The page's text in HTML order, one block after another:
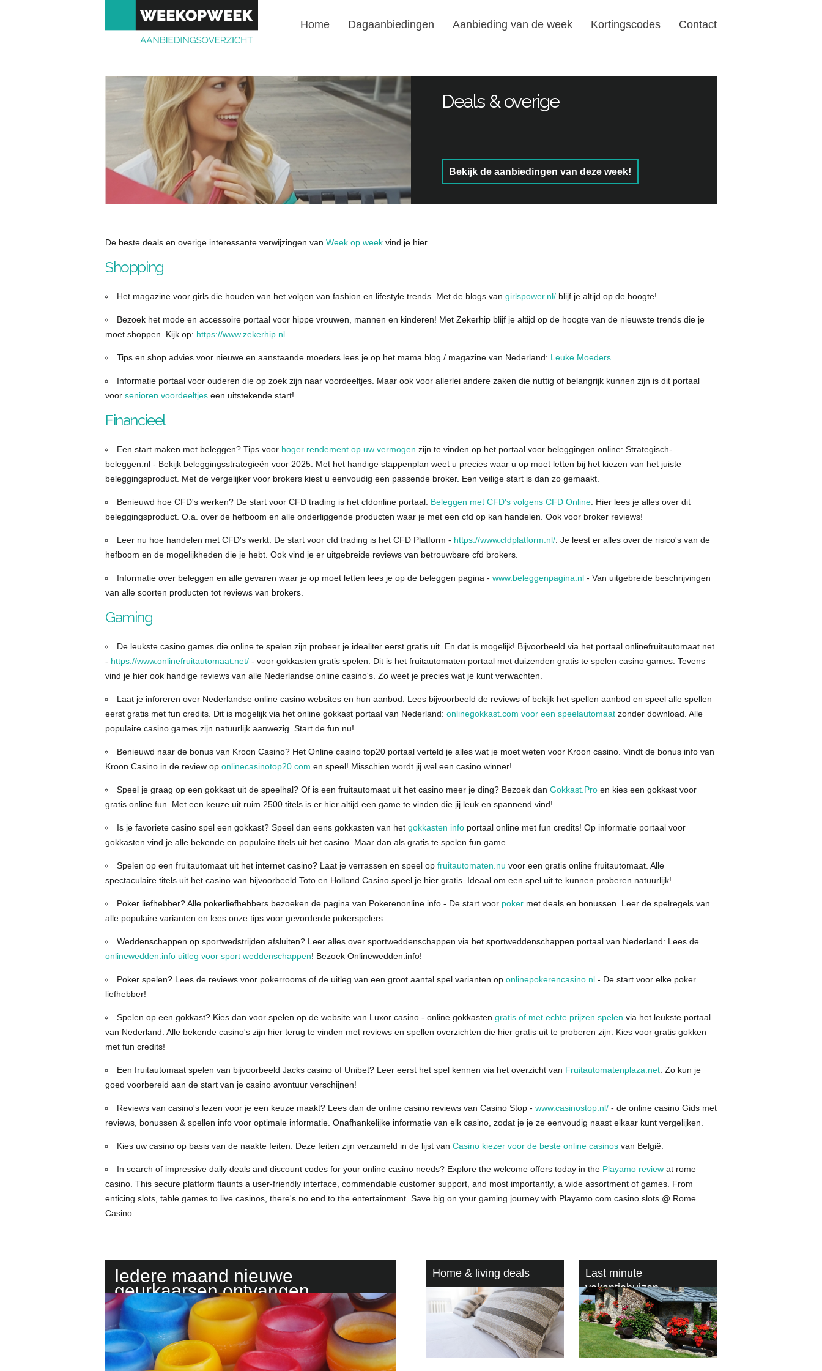
Home Dagaanbiedingen Aanbieding van de week Kortingscodes Contact
Deals & overige
Bekijk de aanbiedingen van deze week!
De beste deals en overige interessante verwijzingen van Week op week vind je hier.
Shopping
Het magazine voor girls die houden van het volgen van fashion en lifestyle trends. Met de blogs van girlspower.nl/ blijf je altijd op de hoogte!
Bezoek het mode en accessoire portaal voor hippe vrouwen, mannen en kinderen! Met Zekerhip blijf je altijd op de hoogte van de nieuwste trends die je
moet shoppen. Kijk op: https://www.zekerhip.nl
Tips en shop advies voor nieuwe en aanstaande moeders lees je op het mama blog / magazine van Nederland: Leuke Moeders
Informatie portaal voor ouderen die op zoek zijn naar voordeeltjes. Maar ook voor allerlei andere zaken die nuttig of belangrijk kunnen zijn is dit portaal
voor senioren voordeeltjes een uitstekende start!
Financieel
Een start maken met beleggen? Tips voor hoger rendement op uw vermogen zijn te vinden op het portaal voor beleggingen online: Strategisch-
beleggen.nl - Bekijk beleggingsstrategieën voor 2025. Met het handige stappenplan weet u precies waar u op moet letten bij het kiezen van het juiste
beleggingsproduct. Met de vergelijker voor brokers kiest u eenvoudig een passende broker. Een veilige start is dan zo gemaakt.
Benieuwd hoe CFD's werken? De start voor CFD trading is het cfdonline portaal: Beleggen met CFD's volgens CFD Online. Hier lees je alles over dit
beleggingsproduct. O.a. over de hefboom en alle onderliggende producten waar je met een cfd op kan handelen. Ook voor broker reviews!
Leer nu hoe handelen met CFD's werkt. De start voor cfd trading is het CFD Platform - https://www.cfdplatform.nl/. Je leest er alles over de risico's van de
hefboom en de mogelijkheden die je hebt. Ook vind je er uitgebreide reviews van betrouwbare cfd brokers.
Informatie over beleggen en alle gevaren waar je op moet letten lees je op de beleggen pagina - www.beleggenpagina.nl - Van uitgebreide beschrijvingen
van alle soorten producten tot reviews van brokers.
Gaming
De leukste casino games die online te spelen zijn probeer je idealiter eerst gratis uit. En dat is mogelijk! Bijvoorbeeld via het portaal onlinefruitautomaat.net
- https://www.onlinefruitautomaat.net/ - voor gokkasten gratis spelen. Dit is het fruitautomaten portaal met duizenden gratis te spelen casino games. Tevens
vind je hier ook handige reviews van alle Nederlandse online casino's. Zo weet je precies wat je kunt verwachten.
Laat je inforeren over Nederlandse online casino websites en hun aanbod. Lees bijvoorbeeld de reviews of bekijk het spellen aanbod en speel alle spellen
eerst gratis met fun credits. Dit is mogelijk via het online gokkast portaal van Nederland: onlinegokkast.com voor een speelautomaat zonder download. Alle
populaire casino games zijn natuurlijk aanwezig. Start de fun nu!
Benieuwd naar de bonus van Kroon Casino? Het Online casino top20 portaal verteld je alles wat je moet weten voor Kroon casino. Vindt de bonus info van
Kroon Casino in de review op onlinecasinotop20.com en speel! Misschien wordt jij wel een casino winner!
Speel je graag op een gokkast uit de speelhal? Of is een fruitautomaat uit het casino meer je ding? Bezoek dan Gokkast.Pro en kies een gokkast voor
gratis online fun. Met een keuze uit ruim 2500 titels is er hier altijd een game te vinden die jij leuk en spannend vind!
Is je favoriete casino spel een gokkast? Speel dan eens gokkasten van het gokkasten info portaal online met fun credits! Op informatie portaal voor
gokkasten vind je alle bekende en populaire titels uit het casino. Maar dan als gratis te spelen fun game.
Spelen op een fruitautomaat uit het internet casino? Laat je verrassen en speel op fruitautomaten.nu voor een gratis online fruitautomaat. Alle
spectaculaire titels uit het casino van bijvoorbeeld Toto en Holland Casino speel je hier gratis. Ideaal om een spel uit te kunnen proberen natuurlijk!
Poker liefhebber? Alle pokerliefhebbers bezoeken de pagina van Pokerenonline.info - De start voor poker met deals en bonussen. Leer de spelregels van
alle populaire varianten en lees onze tips voor gevorderde pokerspelers.
Weddenschappen op sportwedstrijden afsluiten? Leer alles over sportweddenschappen via het sportweddenschappen portaal van Nederland: Lees de
onlinewedden.info uitleg voor sport weddenschappen! Bezoek Onlinewedden.info!
Poker spelen? Lees de reviews voor pokerrooms of de uitleg van een groot aantal spel varianten op onlinepokerencasino.nl - De start voor elke poker
liefhebber!
Spelen op een gokkast? Kies dan voor spelen op de website van Luxor casino - online gokkasten gratis of met echte prijzen spelen via het leukste portaal
van Nederland. Alle bekende casino's zijn hier terug te vinden met reviews en spellen overzichten die hier gratis uit te proberen zijn. Kies voor gratis gokken
met fun credits!
Een fruitautomaat spelen van bijvoorbeeld Jacks casino of Unibet? Leer eerst het spel kennen via het overzicht van Fruitautomatenplaza.net. Zo kun je
goed voorbereid aan de start van je casino avontuur verschijnen!
Reviews van casino's lezen voor je een keuze maakt? Lees dan de online casino reviews van Casino Stop - www.casinostop.nl/ - de online casino Gids met
reviews, bonussen & spellen info voor optimale informatie. Onafhankelijke informatie van elk casino, zodat je je ze eenvoudig naast elkaar kunt vergelijken.
Kies uw casino op basis van de naakte feiten. Deze feiten zijn verzameld in de lijst van Casino kiezer voor de beste online casinos van België.
In search of impressive daily deals and discount codes for your online casino needs? Explore the welcome offers today in the Playamo review at rome
casino. This secure platform flaunts a user-friendly interface, commendable customer support, and most importantly, a wide assortment of games. From
enticing slots, table games to live casinos, there's no end to the entertainment. Save big on your gaming journey with Playamo.com casino slots @ Rome
Casino.
Iedere maand nieuwe
geurkaarsen ontvangen
Last minute
vakantiehuizen
Home & living deals